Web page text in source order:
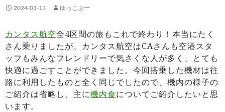
2024-01-13 ゆっこぷー
カンタス航空全4区間の旅もこれで終わり！本当にたく
さん乗りましたが、カンタス航空はCAさんも空港スタ
ッフもみんなフレンドリーで気さくな人が多く、とても
快適に過ごすことができました。今回搭乗した機材は往
路に利用したものと全く同じでしたので、機内の様子の
ご紹介は省略し、主に機内食についてご紹介したいと思
います。